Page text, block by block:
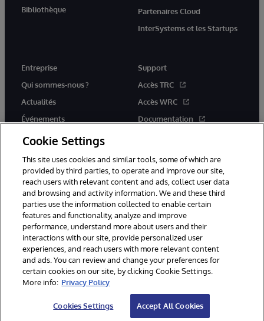
Bibliothèque
Partenaires Cloud
InterSystems et les Startups
Entreprise
Qui sommes-nous ?
Actualités
Événements
Rejoignez-nous
Support
Accès TRC
Accès WRC
Documentation
© 1996-2026 InterSystems Corporation, Boston, MA. Tous droits
réservés.
Mentions légales
Déclaration de confidentialité d'InterSystems Corporation
Accessibilité
Cookie Settings
This site uses cookies and similar tools, some of which are
provided by third parties, to operate and improve our site,
reach users with relevant content and ads, collect user data
and browsing and activity information. We and these third
parties use the information collected to enable certain
features and functionality, analyze and improve
performance, understand more about users and their
interactions with our site, provide personalized user
experiences, and reach users with more relevant content
and ads. You can review and change your preferences for
certain cookies on our site, by clicking Cookie Settings.
More info: Privacy Policy
Cookies Settings Accept All Cookies